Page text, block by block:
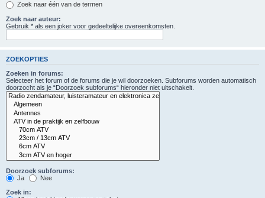
Zoek naar één van de termen
Zoek naar auteur:
Gebruik * als een joker voor gedeeltelijke overeenkomsten.
ZOEKOPTIES
Zoeken in forums:
Selecteer het forum of de forums die je wil doorzoeken. Subforums worden automatisch
doorzocht als je “Doorzoek subforums“ hieronder niet uitschakelt.
Doorzoek subforums:
Ja
Nee
Zoek in: